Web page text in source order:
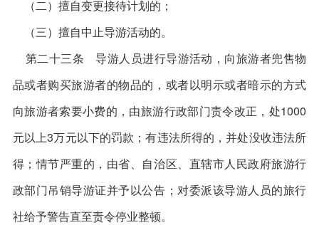
（二）擅自变更接待计划的；
（三）擅自中止导游活动的。
第二十三条 导游人员进行导游活动，向旅游者兜售物
品或者购买旅游者的物品的，或者以明示或者暗示的方式
向旅游者索要小费的，由旅游行政部门责令改正，处1000
元以上3万元以下的罚款；有违法所得的，并处没收违法所
得；情节严重的，由省、自治区、直辖市人民政府旅游行
政部门吊销导游证并予以公告；对委派该导游人员的旅行
社给予警告直至责令停业整顿。